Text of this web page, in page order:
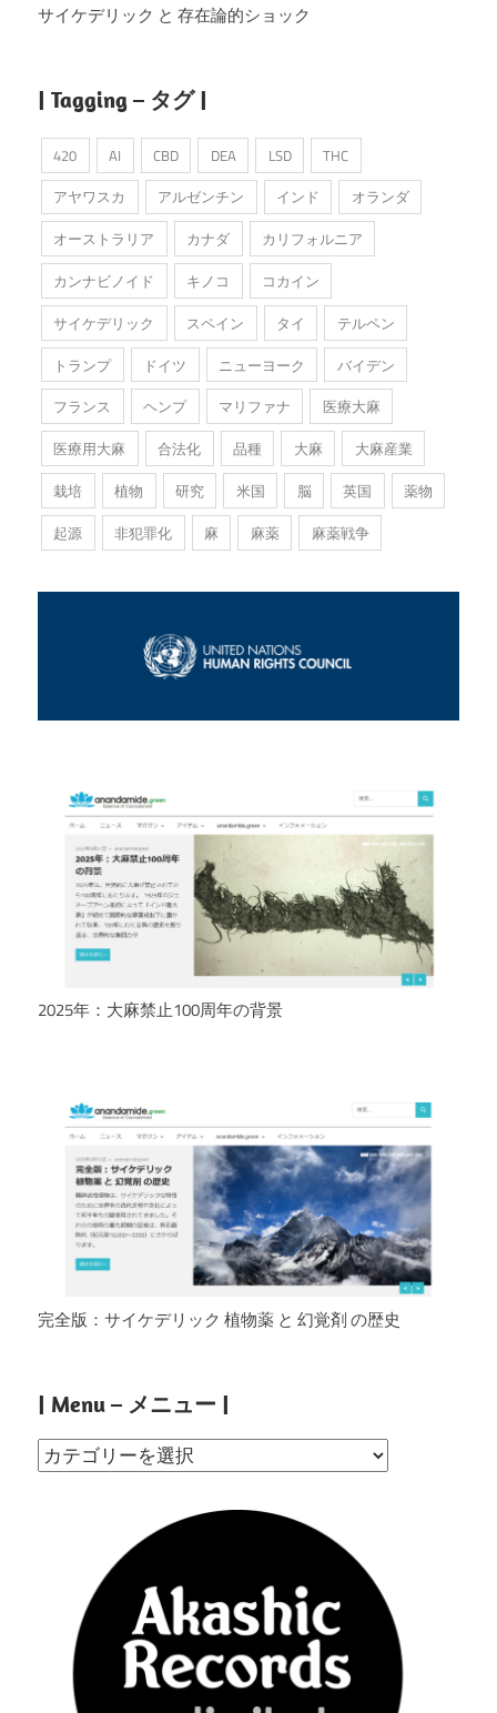
サイケデリック と 存在論的ショック
| Tagging – タグ |
420 AI CBD DEA LSD
THC
アヤワスカ
アルゼンチン インド
オランダ
オーストラリア
カナダ
カリフォルニア
カンナビノイド
キノコ
コカイン
サイケデリック
スペイン タイ
テルペン
トランプ
ドイツ ニューヨーク
バイデン
フランス
ヘンプ マリファナ
医療大麻
医療用大麻
合法化 品種 大麻
大麻産業
栽培
植物 研究 米国 脳 英国
薬物
起源
非犯罪化 麻 麻薬 麻薬戦争
2025年：大麻禁止100周年の背景
完全版：サイケデリック 植物薬 と 幻覚剤 の歴史
| Menu – メニュー |